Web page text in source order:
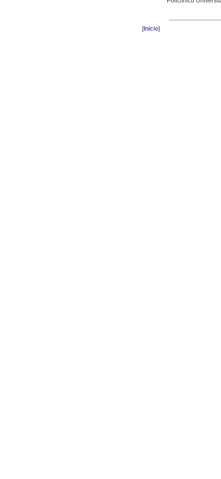
[Inicio]